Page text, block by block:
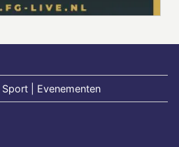
| Evenementen